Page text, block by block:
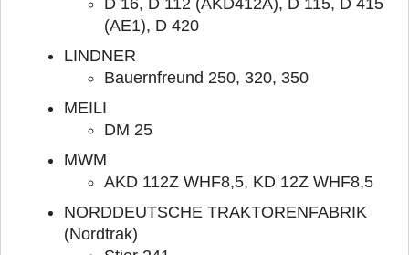
D 16, D 112 (AKD412A), D 115, D 415
(AE1), D 420
LINDNER
Bauernfreund 250, 320, 350
MEILI
DM 25
MWM
AKD 112Z WHF8,5, KD 12Z WHF8,5
NORDDEUTSCHE TRAKTORENFABRIK
(Nordtrak)